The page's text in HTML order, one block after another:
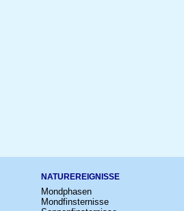
NATUREREIGNISSE
Mondphasen
Mondfinsternisse